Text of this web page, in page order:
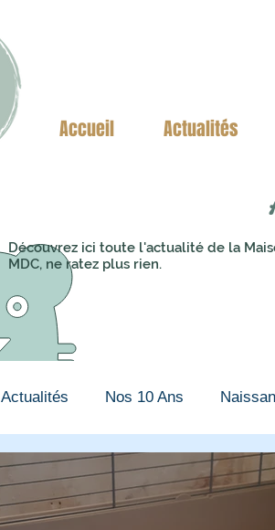
Accueil Actualités
Découvrez ici toute l'actualité de la
MDC, ne ratez plus rien.
Actualités Nos 10 Ans